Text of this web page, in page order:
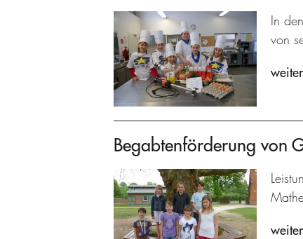
In
von
Begabtenförderung von